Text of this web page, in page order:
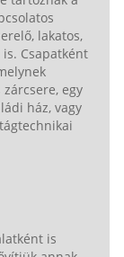
lakatos,
Csapatként
egy
ház, vagy
is